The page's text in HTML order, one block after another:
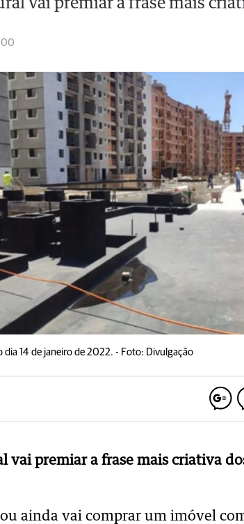
vai premiar a frase mais
dia 14 de janeiro de 2022. - Foto: Divulgação
vai premiar a frase mais criativa
ainda vai comprar um imóvel